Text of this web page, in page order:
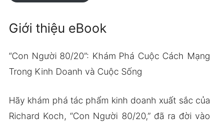
Giới thiệu eBook
“Con Người 80/20”: Khám Phá Cuộc Cách Mạng
Trong Kinh Doanh và Cuộc Sống
Hãy khám phá tác phẩm kinh doanh xuất sắc của
Richard Koch, “Con Người 80/20,” đã ra đời vào